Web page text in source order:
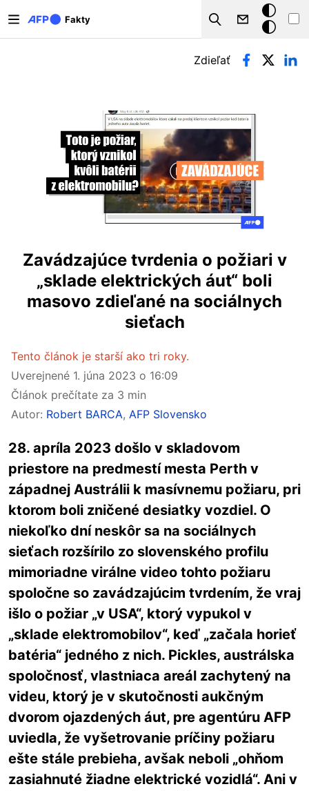
Fakty
Search
Tmavý
režim
Primárne karty
Zdieľať
Zavádzajúce tvrdenia o požiari v
„sklade elektrických áut“ boli
masovo zdieľané na sociálnych
sieťach
Tento článok je starší ako tri roky.
Uverejnené 1. júna 2023 o 16:09
Článok prečítate za 3 min
Autor: Robert BARCA, AFP Slovensko
28. apríla 2023 došlo v skladovom
priestore na predmestí mesta Perth v
západnej Austrálii k masívnemu požiaru, pri
ktorom boli zničené desiatky vozdiel. O
niekoľko dní neskôr sa na sociálnych
sieťach rozšírilo zo slovenského profilu
mimoriadne virálne video tohto požiaru
spoločne so zavádzajúcim tvrdením, že vraj
išlo o požiar „v USA“, ktorý vypukol v
„sklade elektromobilov“, keď „začala horieť
batéria“ jedného z nich. Pickles, austrálska
spoločnosť, vlastniaca areál zachytený na
videu, ktorý je v skutočnosti aukčným
dvorom ojazdených áut, pre agentúru AFP
uviedla, že vyšetrovanie príčiny požiaru
ešte stále prebieha, avšak neboli „ohňom
zasiahnuté žiadne elektrické vozidlá“. Ani v